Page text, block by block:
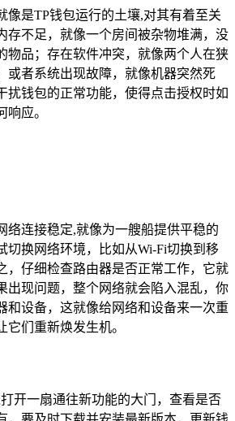
像是TP钱包运行的土壤,对其有着至关
存不足，就像一个房间被杂物堆满，没
物品；存在软件冲突，就像两个人在狭
或者系统出现故障，就像机器突然死
扰钱包的正常功能，使得点击授权时如
响应。
络连接稳定,就像为一艘船提供平稳的
切换网络环境，比如从Wi-Fi切换到移
，仔细检查路由器是否正常工作，它就
出现问题，整个网络就会陷入混乱，你
和设备，这就像给网络和设备来一次重
它们重新焕发生机。
开一扇通往新功能的大门，查看是否